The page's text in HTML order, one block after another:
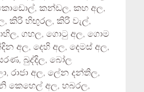
කන්ඩල, කහ අල,
කිරි හිඟුරල, කිරි වැල්,
ගහල, ගොටු අල, ගොම
අල, දෙහි අල, දෙමස්‌ අල,
බුද්දිල, බෝල
රාජා අල, ලේන දන්තිල,
කෙහෙල් අල, හබරල,